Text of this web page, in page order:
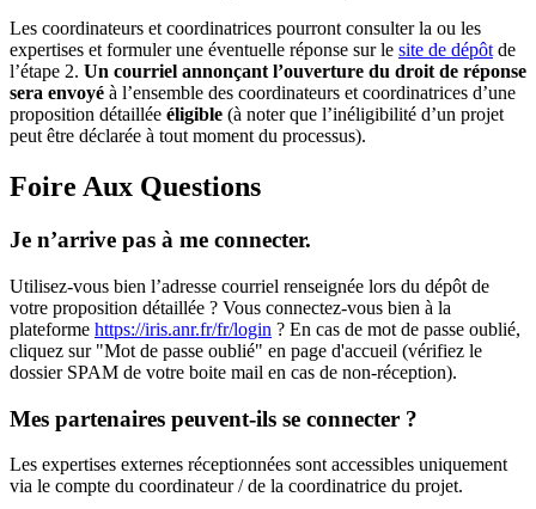
Les coordinateurs et coordinatrices pourront consulter la ou les
expertises et formuler une éventuelle réponse sur le site de dépôt de
l’étape 2. Un courriel annonçant l’ouverture du droit de réponse
sera envoyé à l’ensemble des coordinateurs et coordinatrices d’une
proposition détaillée éligible (à noter que l’inéligibilité d’un projet
peut être déclarée à tout moment du processus).
Foire Aux Questions
Je n’arrive pas à me connecter.
Utilisez-vous bien l’adresse courriel renseignée lors du dépôt de
votre proposition détaillée ? Vous connectez-vous bien à la
plateforme https://iris.anr.fr/fr/login ? En cas de mot de passe oublié,
cliquez sur "Mot de passe oublié" en page d'accueil (vérifiez le
dossier SPAM de votre boite mail en cas de non-réception).
Mes partenaires peuvent-ils se connecter ?
Les expertises externes réceptionnées sont accessibles uniquement
via le compte du coordinateur / de la coordinatrice du projet.